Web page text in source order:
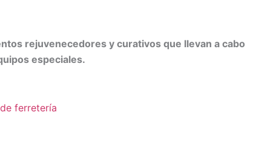
rejuvenecedores y curativos que llevan a cabo
especiales.
ferretería